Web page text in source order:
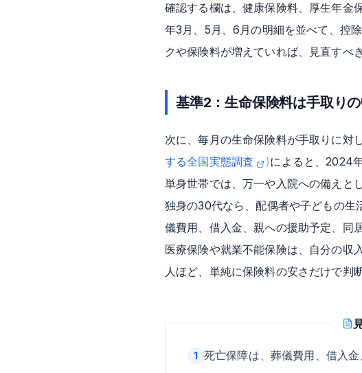
確認する欄は、健康保険料、厚生年金
年3月、5月、6月の明細を並べて、控
クや保険料が増えていれば、見直すべ
基準2：生命保険料は手取り
次に、毎月の生命保険料が手取りに対
する全国実態調査
)によると、2024
単身世帯では、万一や入院への備えと
独身の30代なら、配偶者や子どもの生
儀費用、借入金、親への援助予定、同
医療保険や就業不能保険は、自分の収
人ほど、単純に保険料の安さだけで判
1 死亡保障は、葬儀費用、借入